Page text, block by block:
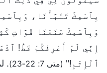
بِٱسْمِكَ تَنَبَّأْنَا،
وَبِٱسْمِكَ صَنَعْنَا قُوَّاتٍ
إِنِّي لَمْ أَعْرِفْكُمْ قَطُّ!
ٱلْإِثْمِ!" (متى 7: 22-23)
.